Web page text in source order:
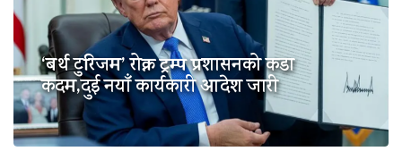
‘बर्थ टुरिजम’ रोक्न ट्रम्प प्रशासनको कडा
कदम,दुई नयाँ कार्यकारी आदेश जारी